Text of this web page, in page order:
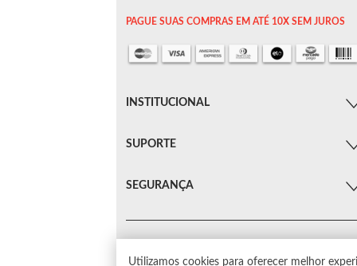
Utilizamos cookies para oferecer melhor
PAGUE SUAS COMPRAS EM ATÉ 10X SEM JUROS
INSTITUCIONAL
SUPORTE
SEGURANÇA